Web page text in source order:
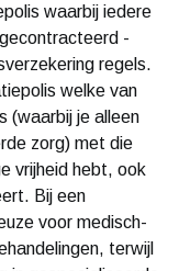
waarbij iedere
-
regels.
welke van
(waarbij je alleen
zorg) met die
vrijheid hebt, ook
Bij een
voor medisch-
terwijl